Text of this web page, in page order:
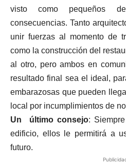
visto como pequeños
consecuencias. Tanto
unir fuerzas al momento de
como la construcción del
al otro, pero ambos en
resultado final sea el ideal,
embarazosas que pueden
local por incumplimientos de
Un último consejo:
edificio, ellos le permitirá a
futuro.